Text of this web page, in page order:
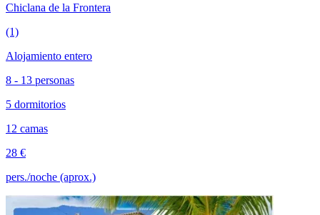
Chiclana de la Frontera
(1)
Alojamiento entero
8 - 13 personas
5 dormitorios
12 camas
28 €
pers./noche (aprox.)